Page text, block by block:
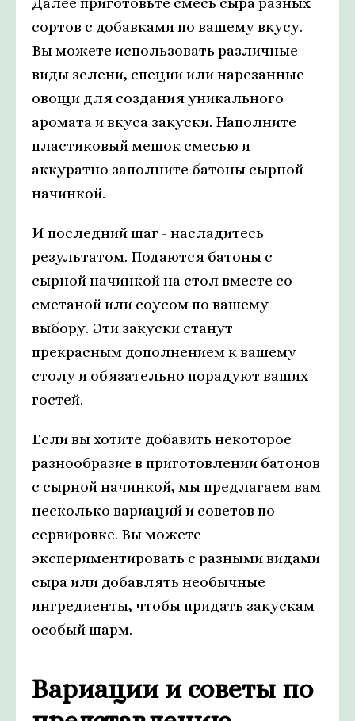
сортов с добавками по вашему вкусу.
Вы можете использовать различные
виды зелени, специи или нарезанные
овощи для создания уникального
аромата и вкуса закуски. Наполните
пластиковый мешок смесью и
аккуратно заполните батоны сырной
начинкой.
И последний шаг - насладитесь
результатом. Подаются батоны с
сырной начинкой на стол вместе со
сметаной или соусом по вашему
выбору. Эти закуски станут
прекрасным дополнением к вашему
столу и обязательно порадуют ваших
гостей.
Если вы хотите добавить некоторое
разнообразие в приготовлении батонов
с сырной начинкой, мы предлагаем вам
несколько вариаций и советов по
сервировке. Вы можете
экспериментировать с разными видами
сыра или добавлять необычные
ингредиенты, чтобы придать закускам
особый шарм.
Вариации и советы по